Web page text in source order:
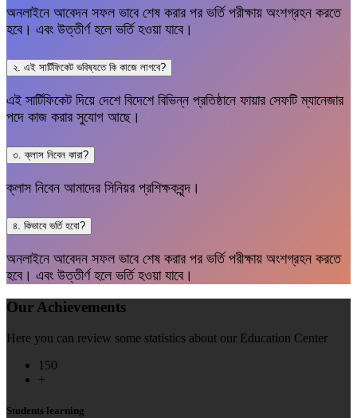
অনলাইনে আবেদন সফল ভাবে শেষ করার পর ভর্তি পরীক্ষায় অংশগ্রহন করতে
হবে। এবং উত্তীর্ণ হলে ভর্তি হওয়া যাবে।
২. এই সার্টিফিকেট ভবিষ্যতে কি কাজে লাগবে?
এই সার্টিফিকেট দিয়ে দেশে বিদেশে বিভিন্ন প্রতিষ্ঠানে ফায়ার সেফটি ম্যানেজার
পদে কাজ করার সুযোগ আছে।
৩. ক্লাস নিবেন কারা?
ক্লাস নিবেন আমাদের সিনিয়র প্রশিক্ষকবৃন্দ।
৪. কিভাবে ভর্তি হবো?
অনলাইনে আবেদন সফল ভাবে শেষ করার পর ভর্তি পরীক্ষায় অংশগ্রহন করতে
হবে। এবং উত্তীর্ণ হলে ভর্তি হওয়া যাবে।
Our Achievements
Here you can review some statistics about our Education Center
150
+
Students learning